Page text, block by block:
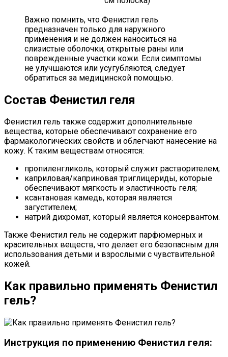
Важно помнить, что Фенистил гель
предназначен только для наружного
применения и не должен наноситься на
слизистые оболочки, открытые раны или
поврежденные участки кожи. Если симптомы
не улучшаются или усугубляются, следует
обратиться за медицинской помощью.
Состав Фенистил геля
Фенистил гель также содержит дополнительные
вещества, которые обеспечивают сохранение его
фармакологических свойств и облегчают нанесение на
кожу. К таким веществам относятся:
пропиленгликоль, который служит растворителем;
каприловая/каприновая триглицериды, которые
обеспечивают мягкость и эластичность геля;
ксантановая камедь, которая является
загустителем;
натрий дихромат, который является консервантом.
Также Фенистил гель не содержит парфюмерных и
красительных веществ, что делает его безопасным для
использования детьми и взрослыми с чувствительной
кожей.
Как правильно применять Фенистил
гель?
Инструкция по применению Фенистил геля: